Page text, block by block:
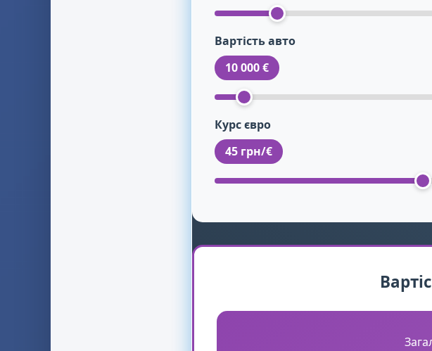
Вартість авто
10 000 €
Курс євро
45 грн/€